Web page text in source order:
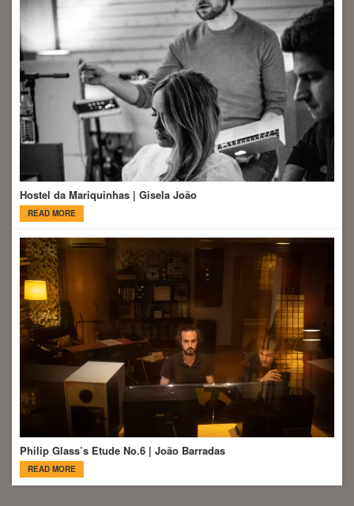
Hostel da Mariquinhas | Gisela João
READ MORE
Philip Glass’s Etude No.6 | João Barradas
READ MORE